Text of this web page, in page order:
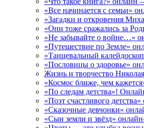
«Все начинается с семьи»
«Загадки и откровения
«Они тоже сражались за
«Не забывайте о войне…»
«Путешествие по Земле»
«Танцевальный
«Пословицы о здоровье»
Жизнь и творчество
«Космос ближе, чем
«По следам детства»!
«Поэт счастливого
«Сказочные девчонки»
«Сын земли и звёзд»